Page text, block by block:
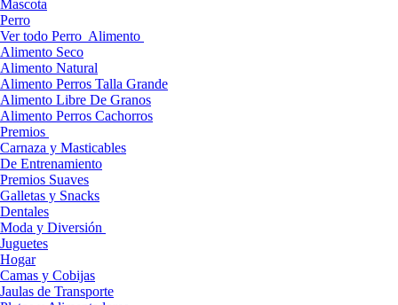
Mascota
Perro
Ver todo Perro Alimento
Alimento Seco
Alimento Natural
Alimento Perros Talla Grande
Alimento Libre De Granos
Alimento Perros Cachorros
Premios
Carnaza y Masticables
De Entrenamiento
Premios Suaves
Galletas y Snacks
Dentales
Moda y Diversión
Juguetes
Hogar
Camas y Cobijas
Jaulas de Transporte